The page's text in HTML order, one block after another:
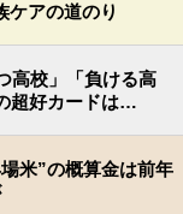
ケアの道のり
高校」「負ける高
超好カードは…
米”の概算金は前年